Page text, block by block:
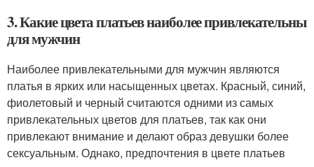
3. Какие цвета платьев наиболее привлекательны
для мужчин
Наиболее привлекательными для мужчин являются
платья в ярких или насыщенных цветах. Красный, синий,
фиолетовый и черный считаются одними из самых
привлекательных цветов для платьев, так как они
привлекают внимание и делают образ девушки более
сексуальным. Однако, предпочтения в цвете платьев